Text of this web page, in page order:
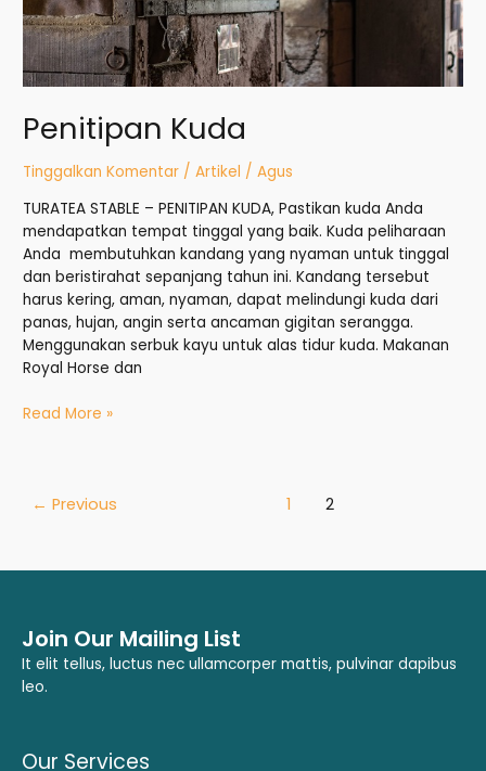
Penitipan Kuda
Tinggalkan Komentar /Artikel /Agus
TURATEA STABLE – PENITIPAN KUDA, Pastikan kuda Anda
mendapatkan tempat tinggal yang baik. Kuda peliharaan
Anda membutuhkan kandang yang nyaman untuk tinggal
dan beristirahat sepanjang tahun ini. Kandang tersebut
harus kering, aman, nyaman, dapat melindungi kuda dari
panas, hujan, angin serta ancaman gigitan serangga.
Menggunakan serbuk kayu untuk alas tidur kuda. Makanan
Royal Horse dan
Read More »
← Previous 1 2
Join Our Mailing List
It elit tellus, luctus nec ullamcorper mattis, pulvinar dapibus
leo.
Our Services